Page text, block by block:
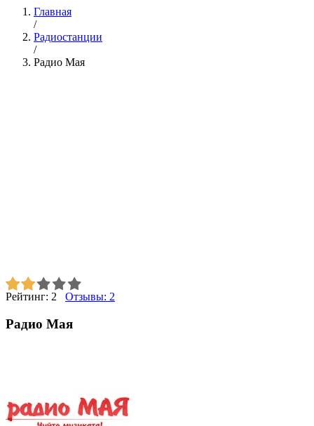
Главная
/
Радиостанции
/
Радио Мая
Рейтинг: 2 Отзывы: 2
Радио Мая